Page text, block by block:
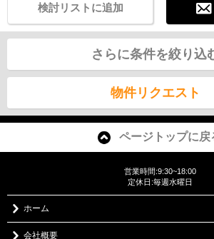
検討リストに追加
さらに条件を絞り込
物件リクエスト
ページトップに戻
営業時間:9:30~18:00
定休日:毎週水曜日
ホーム
会社概要